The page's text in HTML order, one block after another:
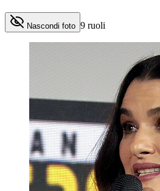
Nascondi foto 9 ruoli